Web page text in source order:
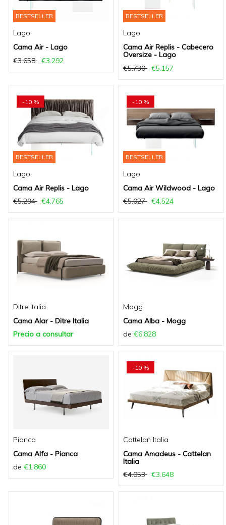
BESTSELLER
Lago
Cama Air - Lago
€3.658
€3.292
BESTSELLER
Lago
Cama Air Replis - Cabecero
Oversize - Lago
€5.730
€5.157
-10 %
BESTSELLER
Lago
Cama Air Replis - Lago
€5.294
€4.765
-10 %
BESTSELLER
Lago
Cama Air Wildwood - Lago
€5.027
€4.524
Ditre Italia
Cama Alar - Ditre Italia
Precio a consultar
Mogg
Cama Alba - Mogg
de €6.828
Pianca
Cama Alfa - Pianca
de €1.860
-10 %
Cattelan Italia
Cama Amadeus - Cattelan
Italia
€4.053
€3.648